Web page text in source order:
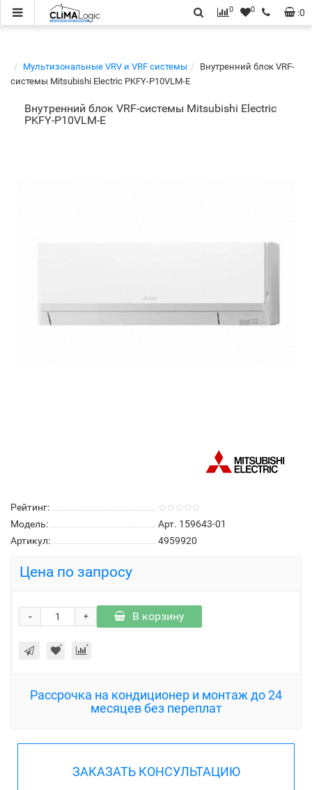
:0
0 0
Мультизональные VRV и VRF системы
Внутренний блок VRF-
системы Mitsubishi Electric PKFY-P10VLM-E
Внутренний блок VRF-системы Mitsubishi Electric
PKFY-P10VLM-E
Рейтинг:
Модель:
Арт. 159643-01
Артикул:
4959920
Цена по запросу
+
- В корзину
Рассрочка на кондиционер и монтаж до 24
месяцев без переплат
ЗАКАЗАТЬ КОНСУЛЬТАЦИЮ